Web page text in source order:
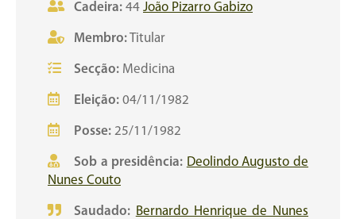
Cadeira: 44 João Pizarro Gabizo
Membro:Titular
Secção: Medicina
Eleição: 04/11/1982
Posse: 25/11/1982
Sob a presidência: Deolindo Augusto de
Nunes Couto
Saudado: Bernardo Henrique de Nunes